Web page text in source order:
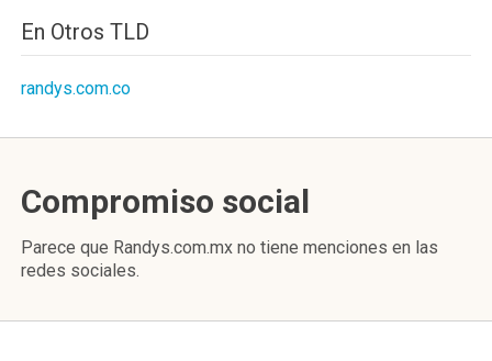
En Otros TLD
randys.com.co
Compromiso social
Parece que Randys.com.mx no tiene menciones en las
redes sociales.